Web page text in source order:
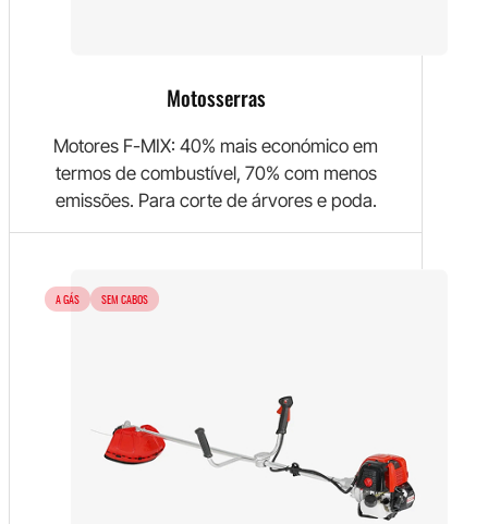
Motosserras
Motores F-MIX: 40% mais económico em
termos de combustível, 70% com menos
emissões. Para corte de árvores e poda.
A GÁS SEM CABOS